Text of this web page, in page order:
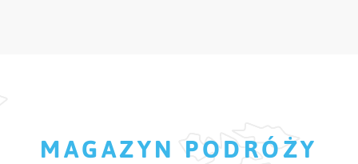
MAGAZYN PODRÓŻY